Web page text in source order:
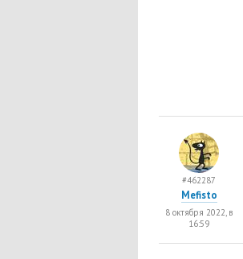
#462287
Mefisto
8 октября 2022, в
16:59